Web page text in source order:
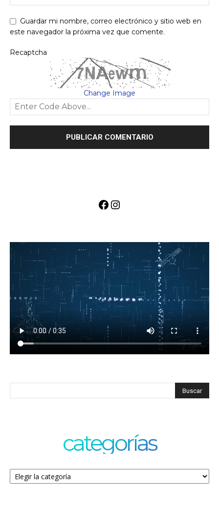
Guardar mi nombre, correo electrónico y sitio web en
este navegador la próxima vez que comente.
Recaptcha
Change Image
Facebook
Instagram
categorías
Categorías